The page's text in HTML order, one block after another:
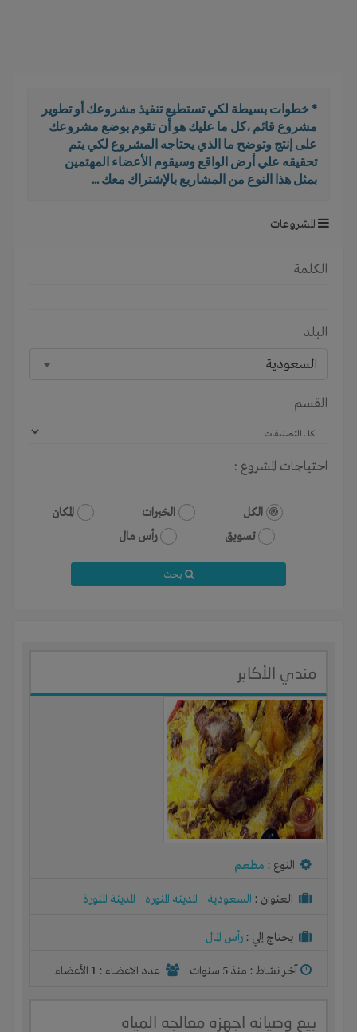
n
* خطوات بسيطة لكي تستطيع تنفيذ مشروعك أو تطوير
مشروع قائم ،كل ما عليك هو أن تقوم بوضع مشروعك
على إنتج وتوضح ما الذي يحتاجه المشروع لكي يتم
تحقيقه علي أرض الواقع وسيقوم الأعضاء المهتمين
بمثل هذا النوع من المشاريع بالإشتراك معك ...
المشروعات
الكلمة
البلد
السعودية
القسم
احتياجات المشروع :
الكل الخبرات
المكان
تسويق
رأس مال
مندي الأكابر
النوع : مطعم
العنوان : السعودية - المدينه المنوره - المدينة المنورة
يحتاج إلي : رأس المال
آخر نشاط : منذ 5 سنوات عدد الاعضاء : 1 الأعضاء
بيع وصيانه اجهزه معالجه المياه